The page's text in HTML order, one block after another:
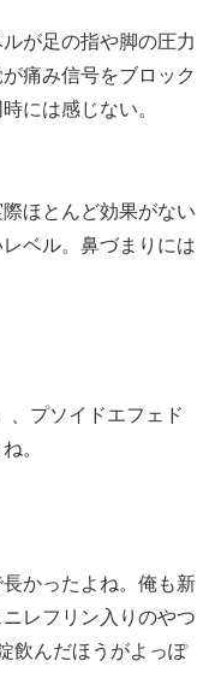
が足の指や脚の圧力
痛み信号をブロック
には感じない。
ほとんど効果がない
ベル。鼻づまりには
、プソイドエフェド
。
かったよね。俺も新
レフリン入りのやつ
飲んだほうがよっぽ